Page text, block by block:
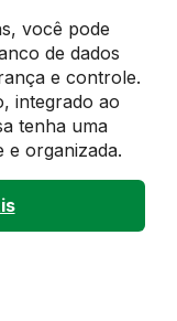
você pode
de dados
e controle.
integrado ao
tenha uma
e organizada.